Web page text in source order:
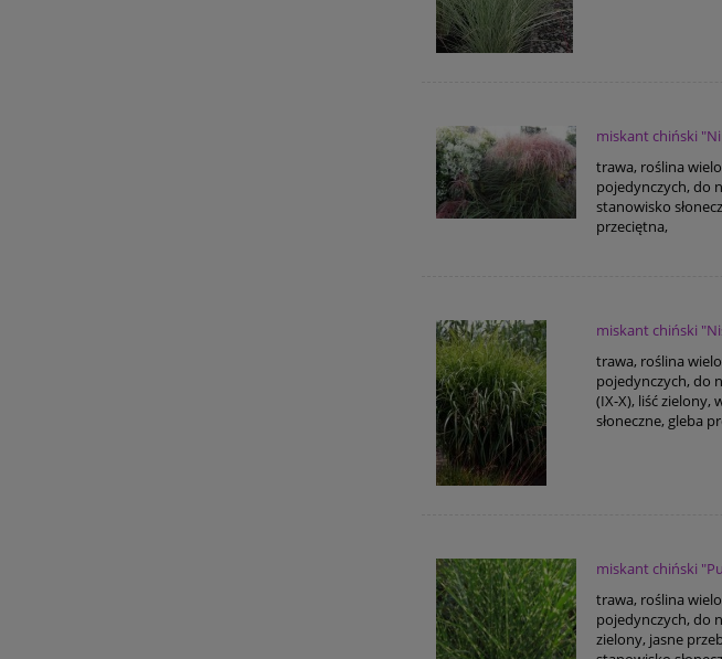
miskant chiński
trawa, roślina
pojedynczych, do
stanowisko
przeciętna,
miskant chiński
trawa, roślina
pojedynczych, do
(IX-X), liść zielony,
słoneczne, gleba
miskant chiński
trawa, roślina
pojedynczych, do
zielony, jasne